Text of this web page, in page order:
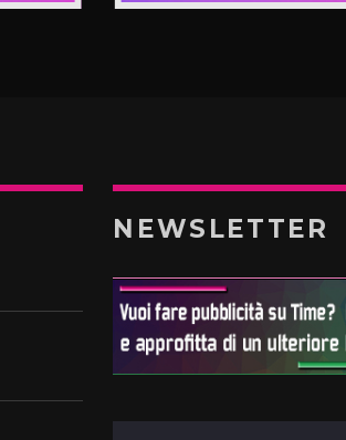
NEWSLETTER